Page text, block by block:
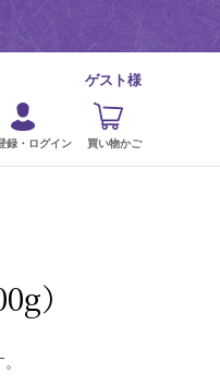
ゲスト様
録・ログイン 買い物かご
）